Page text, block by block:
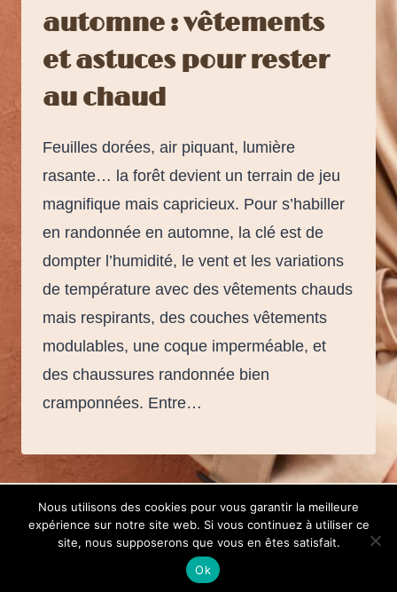
automne : vêtements
et astuces pour rester
au chaud
Feuilles dorées, air piquant, lumière
rasante… la forêt devient un terrain de jeu
magnifique mais capricieux. Pour s’habiller
en randonnée en automne, la clé est de
dompter l’humidité, le vent et les variations
de température avec des vêtements chauds
mais respirants, des couches vêtements
modulables, une coque imperméable, et
des chaussures randonnée bien
cramponnées. Entre…
© 2026 Kiwigood -Contact-Mentions légales
Nous utilisons des cookies pour vous garantir la meilleure
expérience sur notre site web. Si vous continuez à utiliser ce
site, nous supposerons que vous en êtes satisfait.
Ok